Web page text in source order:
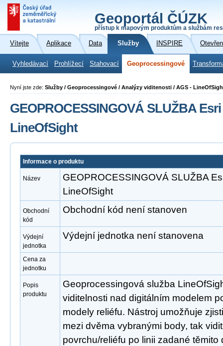
Geoportál ČÚZK
přístup k mapovým produktům a službám
Vítejte Aplikace Data Služby INSPIRE
Vyhledávací Prohlížecí Stahovací Geoprocessingové
Nyní jste zde: Služby / Geoprocessingové / Analýzy viditenosti / AGS -
GEOPROCESSINGOVÁ SLUŽBA
LineOfSight
Informace o produktu
Název
GEOPROCESSINGOVÁ SLUŽBA
LineOfSight
Obchodní
kód
Obchodní kód není stanoven
Výdejní
jednotka
Výdejní jednotka není stanovena
Cena za
jednotku
Popis
produktu
Geoprocessingová služba
viditelnosti nad digitálním modelem
modely reliéfu. Nástroj umožňuje
mezi dvěma vybranými body, tak
povrchu/reliéfu po linii zadané